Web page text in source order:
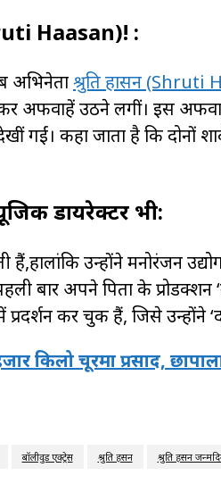
Haasan)! :
अभिनेताश्रुति हासन (Shruti
अफवाहें उठने लगीं। इस
गईं। कहा जाता है कि दोनों
डायरेक्टर भी:
हैं,हालांकि उन्होंने मनोरंजन
बार अपने पिता के
कर चुकी हैं, जिसे उन्होंने ‘द
किलो चूरमा प्रसाद,
बॉलीवुड एक्ट्रेस श्रुति हसन श्रुति हसन